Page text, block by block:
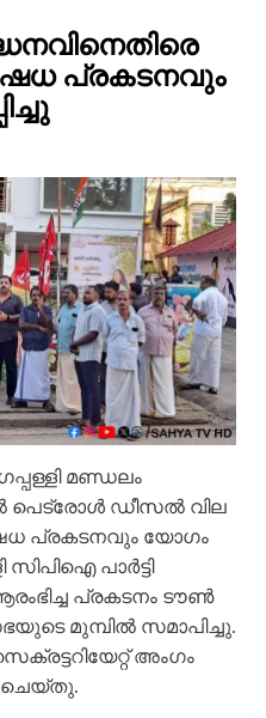
പ്രകടനവും
മണ്ഡലം
പെട്രോൾ ഡീസൽ വില
പ്രകടനവും യോഗം
സിപിഐ പാർട്ടി
പ്രകടനം ടൗൺ
മുമ്പിൽ സമാപിച്ചു.
അംഗം
ചെയ്തു.